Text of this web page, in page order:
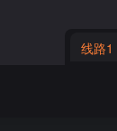
线路1